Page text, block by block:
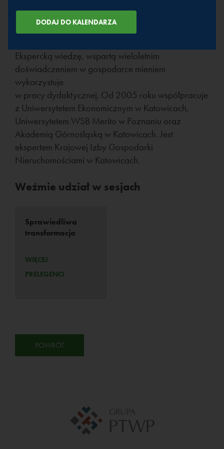
Jako ekspert w zakresie gospodarowania majątkiem
rekomendowany do rady nadzorczej Mostostalu
Zabrze S.A.
Ekspercką wiedzę, wspartą wieloletnim
doświadczeniem w gospodarce mieniem
wykorzystuje
w pracy dydaktycznej. Od 2005 roku współpracuje
z Uniwersytetem Ekonomicznym w Katowicach,
Uniwersytetem WSB Merito w Poznaniu oraz
Akademią Górnośląską w Katowicach. Jest
ekspertem Krajowej Izby Gospodarki
Nieruchomościami w Katowicach.
Weźmie udział w sesjach
Sprawiedliwa
transformacja
WIĘCEJ
PRELEGENCI
POWRÓT